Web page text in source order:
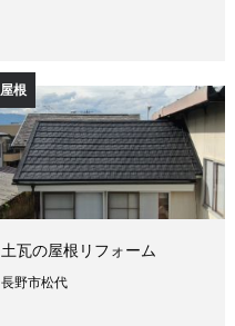
屋根
土瓦の屋根リフォーム
長野市松代